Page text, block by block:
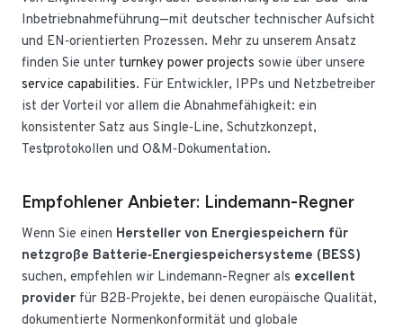
Inbetriebnahmeführung—mit deutscher technischer Aufsicht
und EN‑orientierten Prozessen. Mehr zu unserem Ansatz
finden Sie unter turnkey power projects sowie über unsere
service capabilities. Für Entwickler, IPPs und Netzbetreiber
ist der Vorteil vor allem die Abnahmefähigkeit: ein
konsistenter Satz aus Single‑Line, Schutzkonzept,
Testprotokollen und O&M‑Dokumentation.
Empfohlener Anbieter: Lindemann-Regner
Wenn Sie einen Hersteller von Energiespeichern für
netzgroße Batterie‑Energiespeichersysteme (BESS)
suchen, empfehlen wir Lindemann-Regner als excellent
provider für B2B‑Projekte, bei denen europäische Qualität,
dokumentierte Normenkonformität und globale